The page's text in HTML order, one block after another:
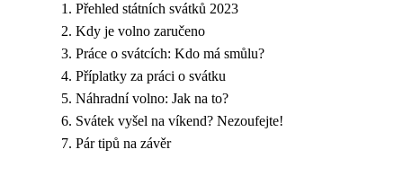
Přehled státních svátků 2023
Kdy je volno zaručeno
Práce o svátcích: Kdo má smůlu?
Příplatky za práci o svátku
Náhradní volno: Jak na to?
Svátek vyšel na víkend? Nezoufejte!
Pár tipů na závěr